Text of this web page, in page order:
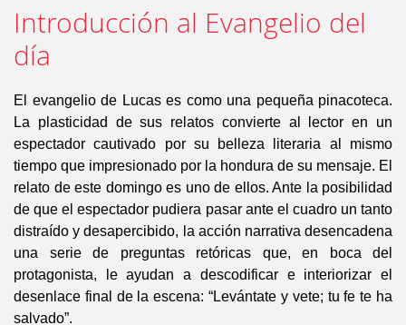
Introducción al Evangelio del
día
El evangelio de Lucas es como una pequeña pinacoteca.
La plasticidad de sus relatos convierte al lector en un
espectador cautivado por su belleza literaria al mismo
tiempo que impresionado por la hondura de su mensaje. El
relato de este domingo es uno de ellos. Ante la posibilidad
de que el espectador pudiera pasar ante el cuadro un tanto
distraído y desapercibido, la acción narrativa desencadena
una serie de preguntas retóricas que, en boca del
protagonista, le ayudan a descodificar e interiorizar el
desenlace final de la escena: “Levántate y vete; tu fe te ha
salvado”.